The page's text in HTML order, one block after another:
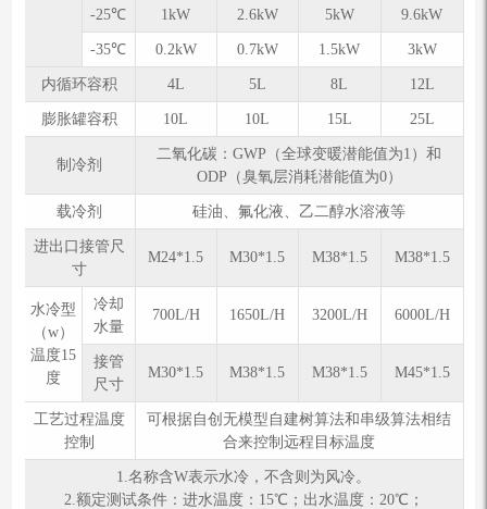
-25℃ 1kW 2.6kW 5kW 9.6kW
-35℃ 0.2kW 0.7kW 1.5kW 3kW
内循环容积 4L 5L 8L 12L
膨胀罐容积 10L 10L 15L 25L
制冷剂
二氧化碳：GWP（全球变暖潜能值为1）和
ODP（臭氧层消耗潜能值为0）
载冷剂 硅油、氟化液、乙二醇水溶液等
进出口接管尺
寸
M24*1.5 M30*1.5 M38*1.5 M38*1.5
⽔冷型
（w）
温度15
度
冷却
水量
700L/H 1650L/H 3200L/H 6000L/H
接管
尺寸
M30*1.5 M38*1.5 M38*1.5 M45*1.5
工艺过程温度
控制
可根据自创无模型自建树算法和串级算法相结
合来控制远程目标温度
1.名称含W表示水冷，不含则为风冷。
2.额定测试条件：进⽔温度：15℃；出⽔温度：20℃；